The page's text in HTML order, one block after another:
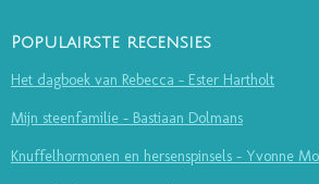
Populairste recensies
Het dagboek van Rebecca - Ester Hartholt
Mijn steenfamilie - Bastiaan Dolmans
Knuffelhormonen en hersenspinsels - Yvonne